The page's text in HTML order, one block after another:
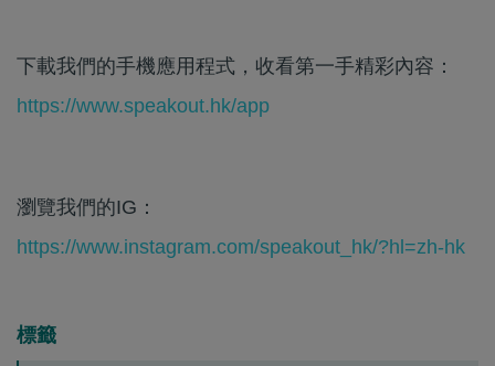
下載我們的手機應用程式，收看第一手精彩內容：
https://www.speakout.hk/app
瀏覽我們的IG：
https://www.instagram.com/speakout_hk/?hl=zh-hk
標籤